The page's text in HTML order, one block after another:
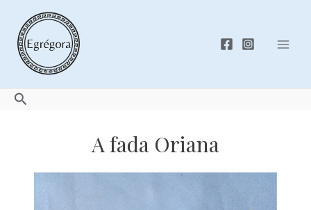
content
Search
A fada Oriana